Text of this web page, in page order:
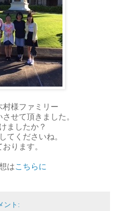
村様ファミリー
せて頂きました。
ましたか？
てくださいね。
ります。
はこちらに
ント: